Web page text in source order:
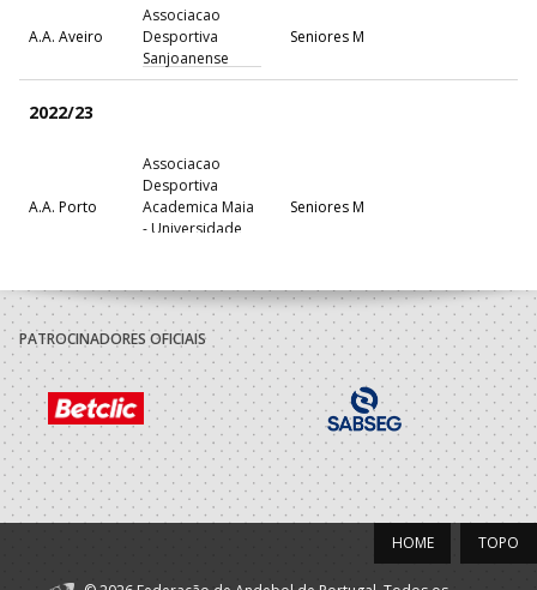
A.A. Aveiro
Associacao
Desportiva
Sanjoanense
Seniores M
2022/23
A.A. Porto
Associacao
Desportiva
Academica Maia
- Universidade
Seniores M
2021/22
A.A. Aveiro
Associacao
Desportiva
Sanjoanense
Seniores M
2020/21
Porto A
Associação
Desportiva ADG -
Seniores M - And. Praia
PATROCINADORES OFICIAIS
TOPO
HOME